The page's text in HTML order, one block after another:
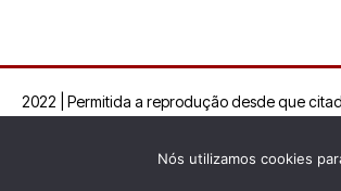
2022 | Permitida a reprodução desde que
Nós utilizamos cookies